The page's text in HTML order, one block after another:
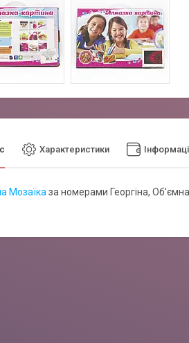
Характеристики
Мозаїка за номерами Георгіна,